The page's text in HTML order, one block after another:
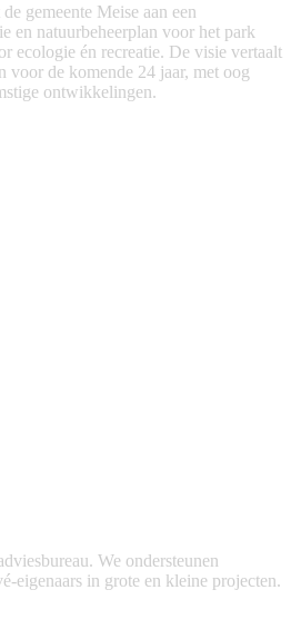
gemeente Meise aan een
en natuurbeheerplan voor het park
ecologie én recreatie. De visie vertaalt
voor de komende 24 jaar, met oog
ontwikkelingen.
We ondersteunen
eigenaars in grote en kleine projecten.